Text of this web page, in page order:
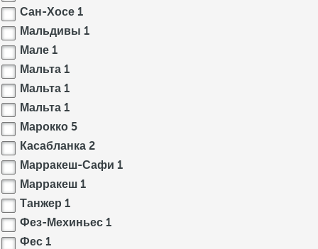
Сан-Хосе 1
Мальдивы 1
Мале 1
Мальта 1
Мальта 1
Мальта 1
Марокко 5
Касабланка 2
Марракеш-Сафи 1
Марракеш 1
Танжер 1
Фез-Мехиньес 1
Фес 1